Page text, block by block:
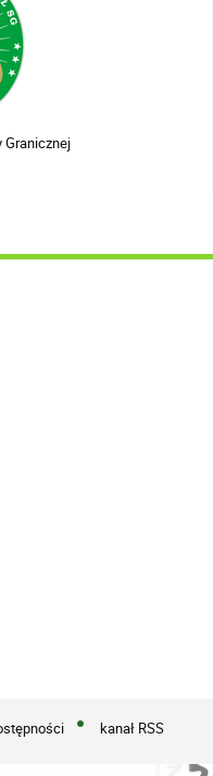
Granicznej
kanał RSS